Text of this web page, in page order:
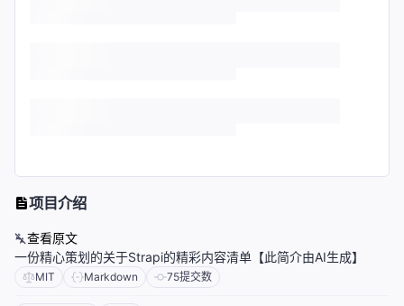
项目介绍
查看原文
一份精心策划的关于Strapi的精彩内容清单【此简介由AI生成】
MIT Markdown 75提交数